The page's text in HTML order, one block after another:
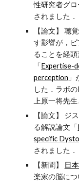
性研究者グ
されました
【論文】 聴
す影響が，
ることを経
「Expertise-
perception 」
した．ラボ
上原一将先
【論文】 ジ
る解説論文「
specific
されました．
【新聞】 日
楽家の脳につ